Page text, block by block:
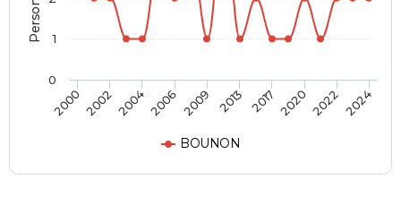
BOUNON
2000 200220042006 2009 2013 2017 2020 2022 2024
0
1